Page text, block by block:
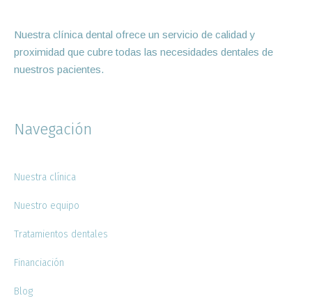
Nuestra clínica dental ofrece un servicio de calidad y
proximidad que cubre todas las necesidades dentales de
nuestros pacientes.
Navegación
Nuestra clínica
Nuestro equipo
Tratamientos dentales
Financiación
Blog